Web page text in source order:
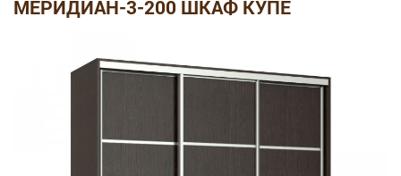
МЕРИДИАН-3-200 ШКАФ КУПЕ